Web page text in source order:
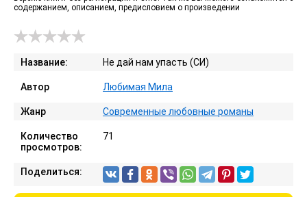
содержанием, описанием, предисловием о произведении
Название: Не дай нам упасть (СИ)
Автор Любимая Мила
Жанр Современные любовные романы
Количество
просмотров:
71
Поделиться: